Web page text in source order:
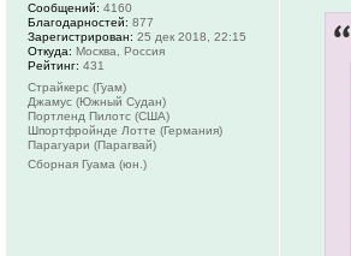
Сообщений: 4160
Благодарностей: 877
Зарегистрирован: 25 дек 2018, 22:15
Откуда: Москва, Россия
Рейтинг: 431
Страйкерс (Гуам)
Джамус (Южный Судан)
Портленд Пилотс (США)
Шпортфройнде Лотте (Германия)
Парагуари (Парагвай)
Сборная Гуама (юн.)